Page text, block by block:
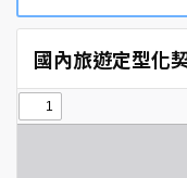
國內旅遊定型化